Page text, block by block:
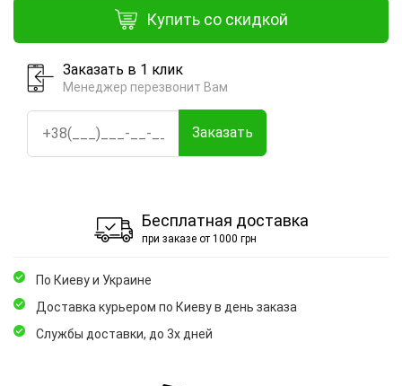
Купить со скидкой
Заказать в 1 клик
Менеджер перезвонит Вам
Заказать
Бесплатная доставка
при заказе от 1000 грн
По Киеву и Украине
Доставка курьером по Киеву в день заказа
Службы доставки, до 3х дней